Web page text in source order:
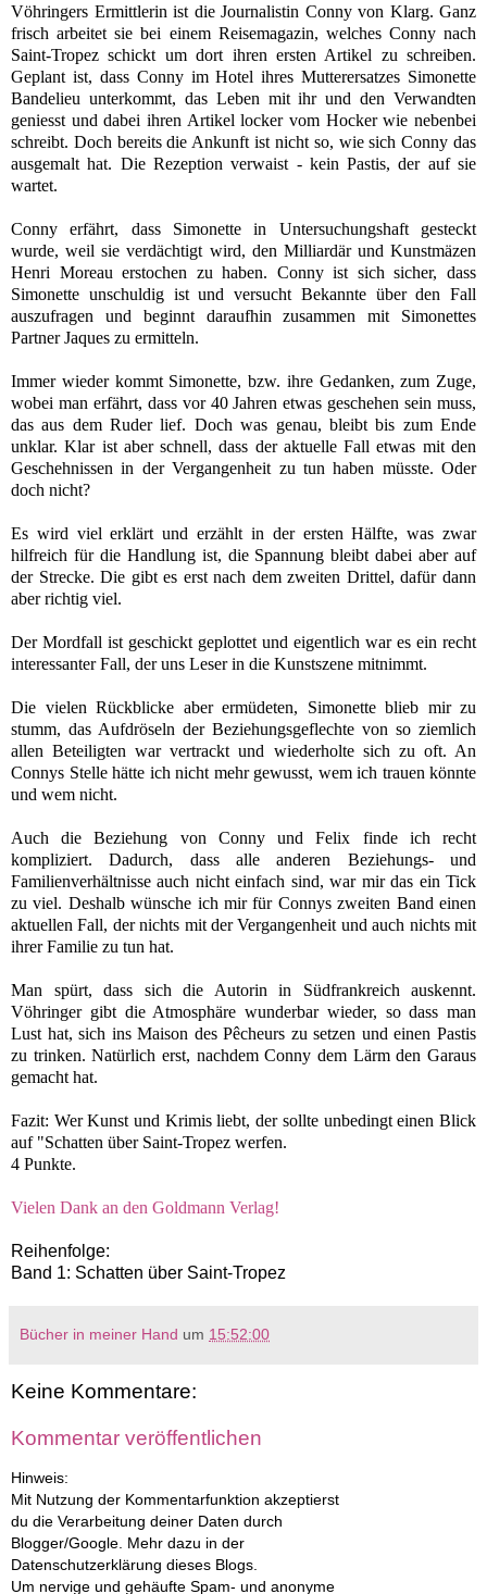
Vöhringers Ermittlerin ist die Journalistin Conny von Klarg. Ganz
frisch arbeitet sie bei einem Reisemagazin, welches Conny nach
Saint-Tropez schickt um dort ihren ersten Artikel zu schreiben.
Geplant ist, dass Conny im Hotel ihres Mutterersatzes Simonette
Bandelieu unterkommt, das Leben mit ihr und den Verwandten
geniesst und dabei ihren Artikel locker vom Hocker wie nebenbei
schreibt. Doch bereits die Ankunft ist nicht so, wie sich Conny das
ausgemalt hat. Die Rezeption verwaist - kein Pastis, der auf sie
wartet.
Conny erfährt, dass Simonette in Untersuchungshaft gesteckt
wurde, weil sie verdächtigt wird, den Milliardär und Kunstmäzen
Henri Moreau erstochen zu haben. Conny ist sich sicher, dass
Simonette unschuldig ist und versucht Bekannte über den Fall
auszufragen und beginnt daraufhin zusammen mit Simonettes
Partner Jaques zu ermitteln.
Immer wieder kommt Simonette, bzw. ihre Gedanken, zum Zuge,
wobei man erfährt, dass vor 40 Jahren etwas geschehen sein muss,
das aus dem Ruder lief. Doch was genau, bleibt bis zum Ende
unklar. Klar ist aber schnell, dass der aktuelle Fall etwas mit den
Geschehnissen in der Vergangenheit zu tun haben müsste. Oder
doch nicht?
Es wird viel erklärt und erzählt in der ersten Hälfte, was zwar
hilfreich für die Handlung ist, die Spannung bleibt dabei aber auf
der Strecke. Die gibt es erst nach dem zweiten Drittel, dafür dann
aber richtig viel.
Der Mordfall ist geschickt geplottet und eigentlich war es ein recht
interessanter Fall, der uns Leser in die Kunstszene mitnimmt.
Die vielen Rückblicke aber ermüdeten, Simonette blieb mir zu
stumm, das Aufdröseln der Beziehungsgeflechte von so ziemlich
allen Beteiligten war vertrackt und wiederholte sich zu oft. An
Connys Stelle hätte ich nicht mehr gewusst, wem ich trauen könnte
und wem nicht.
Auch dieBeziehung von Conny und Felix finde ich recht
kompliziert. Dadurch, dass alle anderen Beziehungs- und
Familienverhältnisse auch nicht einfach sind, war mir das ein Tick
zu viel. Deshalb wünsche ich mir für Connys zweiten Band einen
aktuellen Fall, der nichts mit der Vergangenheit und auch nichts mit
ihrer Familie zu tun hat.
Man spürt, dass sich die Autorin in Südfrankreich auskennt.
Vöhringer gibt die Atmosphäre wunderbar wieder, so dass man
Lust hat, sich ins Maison des Pêcheurs zu setzen und einen Pastis
zu trinken. Natürlich erst, nachdem Conny dem Lärm den Garaus
gemacht hat.
Fazit: Wer Kunst und Krimis liebt, der sollte unbedingt einen Blick
auf "Schatten über Saint-Tropez werfen.
4 Punkte.
Vielen Dank an den Goldmann Verlag!
Reihenfolge:
Band 1: Schatten über Saint-Tropez
Bücher in meiner Hand um 15:52:00
Keine Kommentare:
Kommentar veröffentlichen
Hinweis:
Mit Nutzung der Kommentarfunktion akzeptierst
du die Verarbeitung deiner Daten durch
Blogger/Google. Mehr dazu in der
Datenschutzerklärung dieses Blogs.
Um nervige und gehäufte Spam- und anonyme